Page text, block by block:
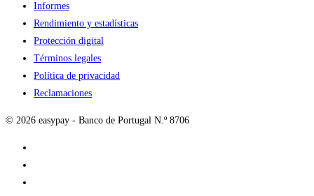
Informes
Rendimiento y estadísticas
Protección digital
Términos legales
Política de privacidad
Reclamaciones
© 2026 easypay - Banco de Portugal N.º 8706